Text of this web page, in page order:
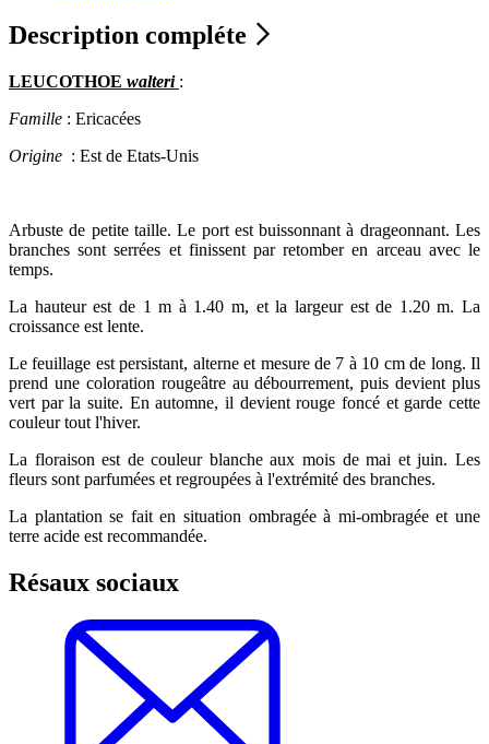
Description compléte
LEUCOTHOE walteri :
Famille : Ericacées
Origine : Est de Etats-Unis
Arbuste de petite taille. Le port est buissonnant à drageonnant. Les
branches sont serrées et finissent par retomber en arceau avec le
temps.
La hauteur est de 1 m à 1.40 m, et la largeur est de 1.20 m. La
croissance est lente.
Le feuillage est persistant, alterne et mesure de 7 à 10 cm de long. Il
prend une coloration rougeâtre au débourrement, puis devient plus
vert par la suite. En automne, il devient rouge foncé et garde cette
couleur tout l'hiver.
La floraison est de couleur blanche aux mois de mai et juin. Les
fleurs sont parfumées et regroupées à l'extrémité des branches.
La plantation se fait en situation ombragée à mi-ombragée et une
terre acide est recommandée.
Résaux sociaux